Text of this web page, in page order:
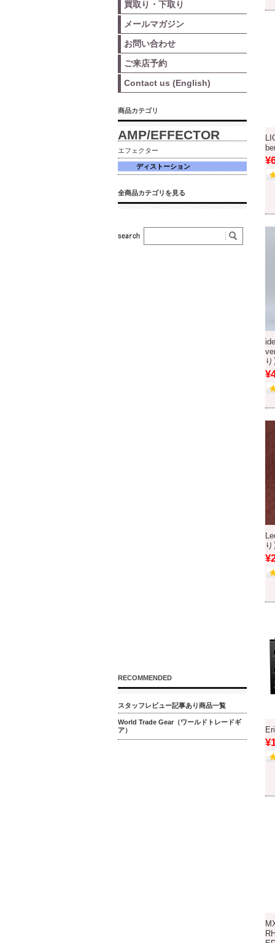
り
り
買取り・下取り
メールマガジン
お問い合わせ
ご来店予約
Contact us (English)
商品カテゴリ
AMP/EFFECTOR
エフェクター
ディストーション
全商品カテゴリを見る
RECOMMENDED
スタッフレビュー記事あり商品一覧
World Trade Gear（ワールドトレードギ
ア）